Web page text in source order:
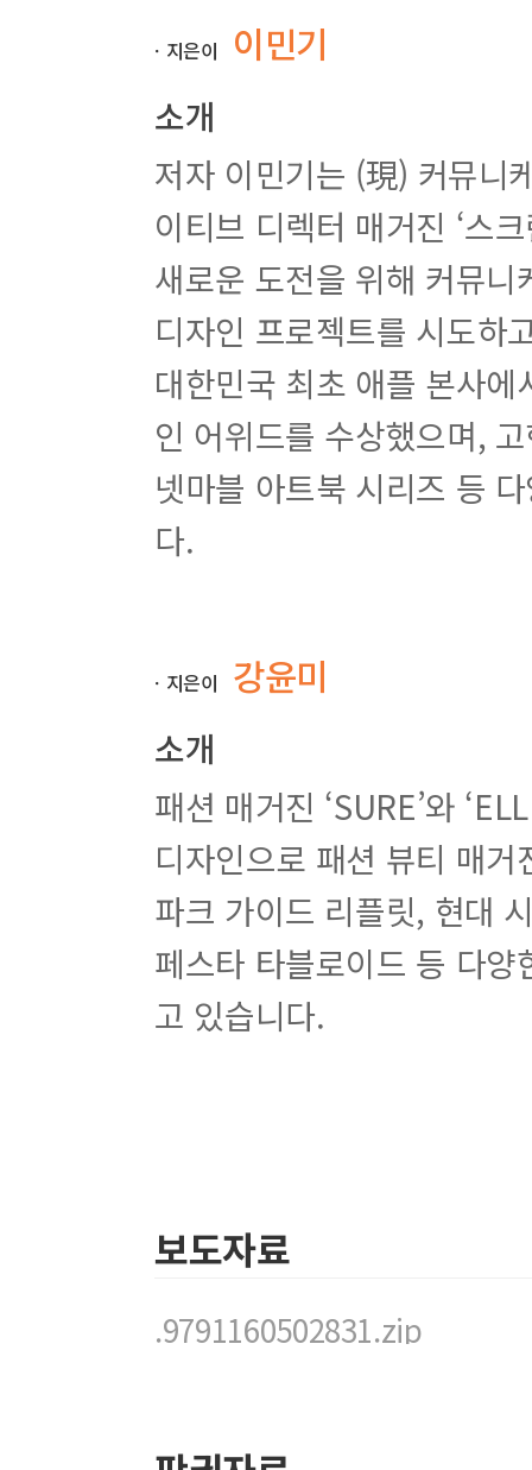
디자인 보는 법 | 정렬과 배치 기준을 명확히 알자
02 사진 프레임을 변형한 디자인
03 그리드를 해체한 디자인
04 사진을 공간감 있게 배치한 디자인
05 돋보이는 크기를 고려한 도비라
06 정보를 시각화하여 전달한 디자인
07 여백으로 통일감을 준 디자인
08 제품 홍보를 위한 매거진 디자인
10 직관적인 전달을 위한 디자인
11 자유로운 내지 디자인
12 스토리가 느껴지는 디자인
13 텍스트 단에 변화를 준 디자인
14 정형화된 그리드를 벗어난 디자인
15 공간감으로 개성 있는 디자인
16 주제에 맞춘 연속성 있는 디자인
17 유기성 있게 사진을 배치한 디자인
18 텍스트 단에 변화를 준 디자인
22 반복되는 사진의 좌우 배치를 바꾼 디자인
24 칼럼 그리드에 변화를 준 디자인
25 다각형 사선을 사용한 디자인
26 다양한 사진이 있는 감사 페이지
27 효과적인 구성의 인터뷰 페이지
28 칼럼 주제를 시각화한 디자인
29 여백을 활용한 디자인
30 구성으로 전달력을 높인 디자인
31 그리드를 변형한 디자인
32 사선 그리드를 이용한 디자인
02 콘텐츠 성격을 부각한 디자인
05 타이포그래피를 해체한 디자인
09 이미지와 텍스트를 활용한 디자인
ㆍ지은이 이민기
소개
저자 이민기는 (現) 커뮤니
이티브 디렉터 매거진 ‘스
새로운 도전을 위해 커뮤
디자인 프로젝트를 시도하
대한민국 최초 애플 본사
인 어위드를 수상했으며,
넷마블 아트북 시리즈 등
다.
ㆍ지은이 강윤미
소개
패션 매거진 ‘SURE’와
디자인으로 패션 뷰티 매
파크 가이드 리플릿, 현대
페스타 타블로이드 등 다
고 있습니다.
보도자료
.9791160502831.zip